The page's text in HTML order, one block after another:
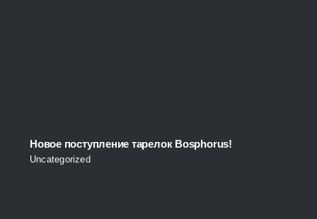
Новое поступление тарелок Bosphorus!
Uncategorized